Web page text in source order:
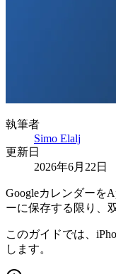
執筆者
Simo Elalj
更新日
2026年6月22日
Googleカレンダーを
ーに保存する限り、
このガイドでは、
します。